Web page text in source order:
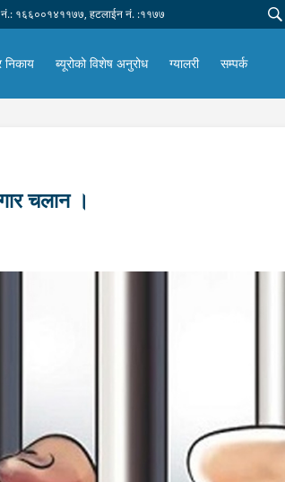
नं.: १६६००१४११७७, हटलाईन नं. :११७७
निकाय ब्यूरोको विशेष अनुरोध ग्यालरी सम्पर्क
चलान ।